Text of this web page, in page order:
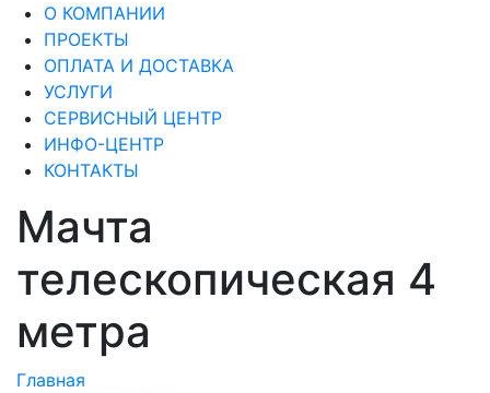
О КОМПАНИИ
ПРОЕКТЫ
ОПЛАТА И ДОСТАВКА
УСЛУГИ
СЕРВИСНЫЙ ЦЕНТР
ИНФО-ЦЕНТР
КОНТАКТЫ
Мачта
телескопическая 4
метра
Главная